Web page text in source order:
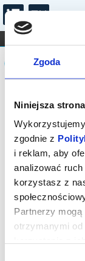
Zgoda
Niniejsza
zgodnie z
i reklam, aby
analizować
korzystasz z
Partnerzy mogą
otrzymanymi
FILHARMONIA
DLA DZIECI
Sprzedaż
została